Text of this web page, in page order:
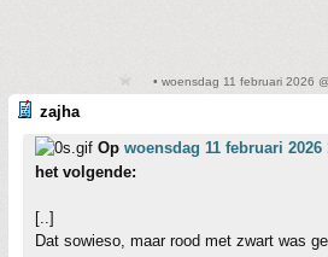
• woensdag 11 februari 2026
zajha
Op woensdag 11 februari 2026
het volgende:
[..]
Dat sowieso, maar rood met zwart was